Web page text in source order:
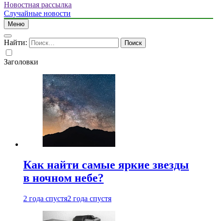
Новостная рассылка
Случайные новости
Меню
Найти:
Заголовки
Как найти самые яркие звезды
в ночном небе?
2 года спустя2 года спустя